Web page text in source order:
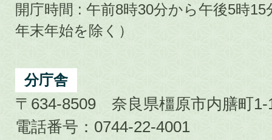
開庁時間 : 午前8時30分から午後5時
年末年始を除く）
分庁舎
〒634-8509 奈良県橿原市内膳町1-
電話番号：0744-22-4001